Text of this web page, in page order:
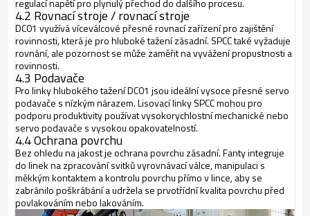
4.2 Rovnací stroje / rovnací stroje
DC01 využívá víceválcové přesné rovnací zařízení pro zajištění
rovinnosti, která je pro hluboké tažení zásadní. SPCC také vyžaduje
rovnání, ale pozornost se může zaměřit na vyvážení propustnosti a
rovinnosti.
4.3 Podavače
Pro linky hlubokého tažení DC01 jsou ideální vysoce přesné servo
podavače s nízkým nárazem. Lisovací linky SPCC mohou pro
podporu produktivity používat vysokorychlostní mechanické nebo
servo podavače s vysokou opakovatelností.
4.4 Ochrana povrchu
Bez ohledu na jakost je ochrana povrchu zásadní. Fanty integruje
do linek na zpracování svitků vyrovnávací válce, manipulaci s
měkkým kontaktem a kontrolu povrchu přímo v lince, aby se
zabránilo poškrábání a udržela se prvotřídní kvalita povrchu před
povlakováním nebo lakováním.